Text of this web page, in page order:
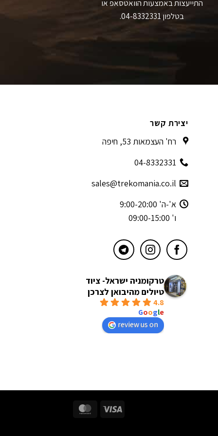
התייעצות באמצעות הוואטסאפ או
בטלפון 04-8332331.
יצירת קשר
רח' העצמאות 53, חיפה
04-8332331
sales@trekomania.co.il
א'-ה' 9:00-20:00
ו' 09:00-15:00
טרקומניה ישראל- ציוד
טיולים מהיבואן לצרכן
4.8
Google
review us on
Visa